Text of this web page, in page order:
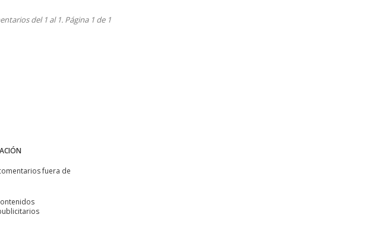
del 1 al 1. Página 1 de 1
fuera de